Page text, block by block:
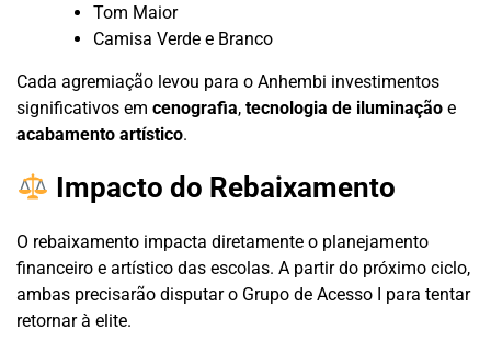
Tom Maior
Camisa Verde e Branco
Cada agremiação levou para o Anhembi investimentos
significativos em cenografia, tecnologia de iluminação e
acabamento artístico.
Impacto do Rebaixamento
O rebaixamento impacta diretamente o planejamento
financeiro e artístico das escolas. A partir do próximo ciclo,
ambas precisarão disputar o Grupo de Acesso I para tentar
retornar à elite.